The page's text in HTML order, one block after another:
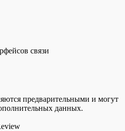
связи
предварительными и могут
данных.